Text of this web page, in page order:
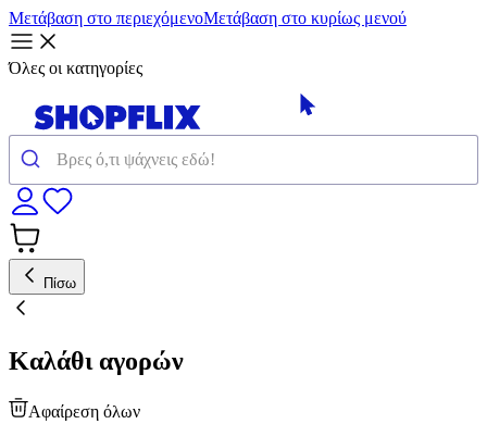
Μετάβαση στο περιεχόμενοΜετάβαση στο κυρίως μενού
Όλες οι κατηγορίες
Πίσω
Καλάθι αγορών
Αφαίρεση όλων